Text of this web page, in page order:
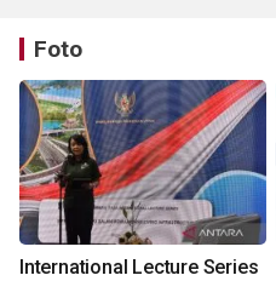
Foto
International Lecture Series